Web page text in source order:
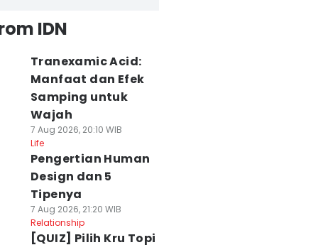
IDN
Tranexamic Acid:
Manfaat dan Efek
Samping untuk
Wajah
7 Aug 2026, 20:10 WIB
Life
Pengertian Human
Design dan 5
Tipenya
7 Aug 2026, 21:20 WIB
Relationship
[QUIZ] Pilih Kru Topi